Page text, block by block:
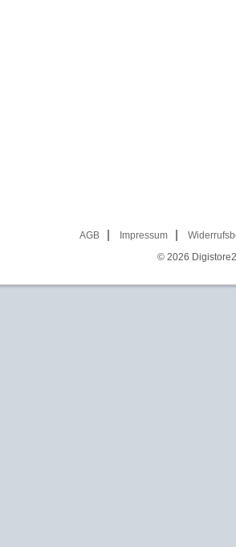
AGB Impressum
© 2026